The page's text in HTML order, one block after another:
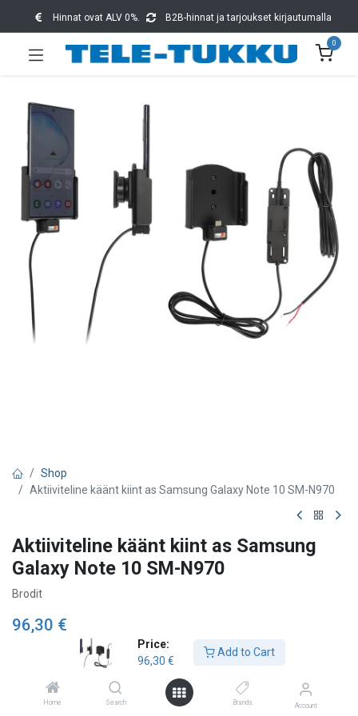
Price:
96,30 €
Add to Cart
Home Search Brands Account
Hinnat ovat ALV 0%. B2B-hinnat ja tarjoukset kirjautumalla
0
Shop
Aktiiviteline käänt kiint as Samsung Galaxy Note 10 SM-N970
Aktiiviteline käänt kiint as Samsung
Galaxy Note 10 SM-N970
Brodit
96,30 €
Add to Cart